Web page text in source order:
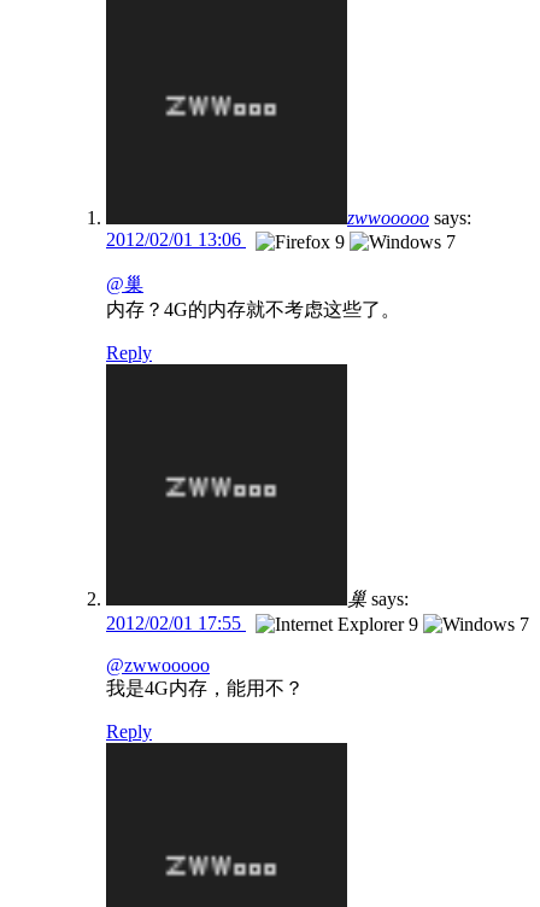
zwwooooo says:
2012/02/01 13:06
@巢
内存？4G的内存就不考虑这些了。
Reply
巢 says:
2012/02/01 17:55
@zwwooooo
我是4G内存，能用不？
Reply